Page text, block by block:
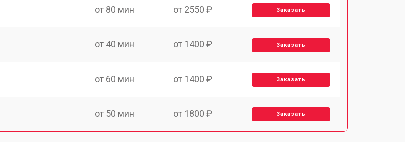
от 80 мин от 2550 ₽ Заказать
от 40 мин от 1400 ₽ Заказать
от 60 мин от 1400 ₽ Заказать
от 50 мин от 1800 ₽ Заказать